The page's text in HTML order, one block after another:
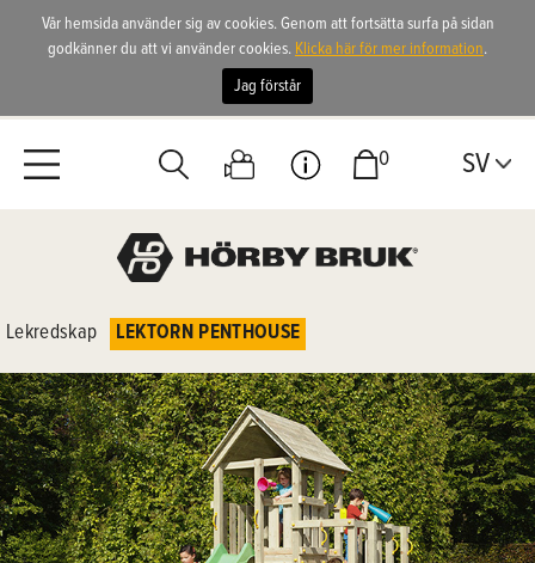
0 SV
Lekredskap LEKTORN PENTHOUSE
Vår hemsida använder sig av cookies. Genom att fortsätta surfa på sidan
godkänner du att vi använder cookies. Klicka här för mer information.
Jag förstår